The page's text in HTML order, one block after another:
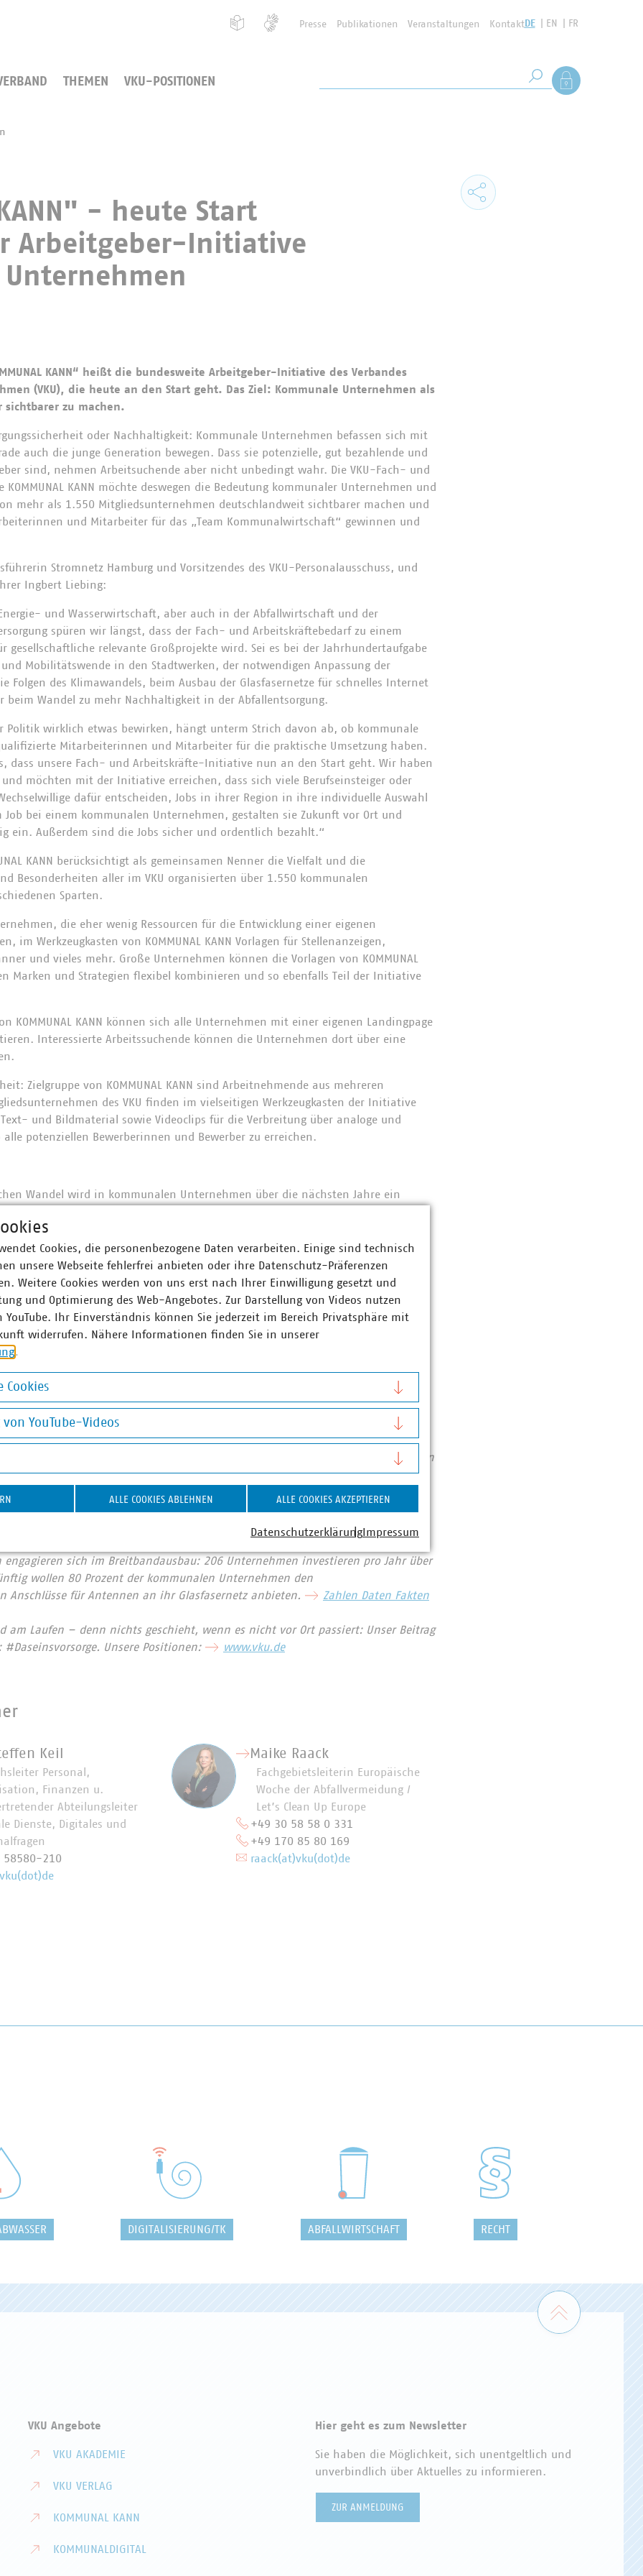
Presse Publikationen Veranstaltungen KontaktDE EN FR
THEMEN VKU-POSITIONEN Suche starten
Als Mitglied
KANN" - heute Start
Arbeitgeber-Initiative
KANN“ heißt die bundesweite Arbeitgeber-Initiative des Verbandes
(VKU), die heute an den Start geht. Das Ziel: Kommunale Unternehmen als
zu machen.
oder Nachhaltigkeit: Kommunale Unternehmen befassen sich mit
auch die junge Generation bewegen. Dass sie potenzielle, gut bezahlende und
sind, nehmen Arbeitsuchende aber nicht unbedingt wahr. Die VKU-Fach- und
KANN möchte deswegen die Bedeutung kommunaler Unternehmen und
mehr als 1.550 Mitgliedsunternehmen deutschlandweit sichtbarer machen und
und Mitarbeiter für das „Team Kommunalwirtschaft“ gewinnen und
Stromnetz Hamburg und Vorsitzendes des VKU-Personalausschuss, und
Ingbert Liebing:
und Wasserwirtschaft, aber auch in der Abfallwirtschaft und der
spüren wir längst, dass der Fach- und Arbeitskräftebedarf zu einem
gesellschaftliche relevante Großprojekte wird. Sei es bei der Jahrhundertaufgabe
Mobilitätswende in den Stadtwerken, der notwendigen Anpassung der
Folgen des Klimawandels, beim Ausbau der Glasfasernetze für schnelles Internet
beim Wandel zu mehr Nachhaltigkeit in der Abfallentsorgung.
Politik wirklich etwas bewirken, hängt unterm Strich davon ab, ob kommunale
Mitarbeiterinnen und Mitarbeiter für die praktische Umsetzung haben.
dass unsere Fach- und Arbeitskräfte-Initiative nun an den Start geht. Wir haben
und möchten mit der Initiative erreichen, dass sich viele Berufseinsteiger oder
dafür entscheiden, Jobs in ihrer Region in ihre individuelle Auswahl
bei einem kommunalen Unternehmen, gestalten sie Zukunft vor Ort und
ein. Außerdem sind die Jobs sicher und ordentlich bezahlt.“
KANN berücksichtigt als gemeinsamen Nenner die Vielfalt und die
Besonderheiten aller im VKU organisierten über 1.550 kommunalen
Sparten.
die eher wenig Ressourcen für die Entwicklung einer eigenen
im Werkzeugkasten von KOMMUNAL KANN Vorlagen für Stellenanzeigen,
und vieles mehr. Große Unternehmen können die Vorlagen von KOMMUNAL
Marken und Strategien flexibel kombinieren und so ebenfalls Teil der Initiative
KOMMUNAL KANN können sich alle Unternehmen mit einer eigenen Landingpage
Interessierte Arbeitssuchende können die Unternehmen dort über eine
Zielgruppe von KOMMUNAL KANN sind Arbeitnehmende aus mehreren
des VKU finden im vielseitigen Werkzeugkasten der Initiative
und Bildmaterial sowie Videoclips für die Verbreitung über analoge und
potenziellen Bewerberinnen und Bewerber zu erreichen.
Wandel wird in kommunalen Unternehmen über die nächsten Jahre ein
entstehen. Eine VKU-Umfrage aus dem Jahr 2021 hat bestätigt,
Unternehmen immer schwieriger wird, geeignetes Personal zu finden.
können Stellen nicht zeitnah besetzen. 67 Prozent geben an, ihre
schon heute weder pünktlich noch vollständig zum Ausbildungsbeginn
Lage könnte sich in den nächsten fünf bis zehn Jahren deutlich verstärken.
technischen Berufe: 9 von 10 Unternehmen können ihre gewerblich-
nicht oder nur schwer zeitnah besetzen.
Unternehmen e. V. (VKU) vertritt über 1.550 Stadtwerke und
Unternehmen in den Bereichen Energie, Wasser/Abwasser, Abfallwirtschaft
Mit über 300.000 Beschäftigten wurden 2021 Umsatzerlöse von 141 Milliarden
mehr als 17 Milliarden Euro investiert. Im Endkundensegment haben die VKU-
Marktanteile in zentralen Ver- und Entsorgungsbereichen: Strom 66
Wärme 88 Prozent, Trinkwasser 89 Prozent, Abwasser 45 Prozent. Die
entsorgt jeden Tag 31.500 Tonnen Abfall und hat seit 1990 rund 78 Prozent
– damit ist sie der Hidden Champion des Klimaschutzes. Immer mehr
engagieren sich im Breitbandausbau: 206 Unternehmen investieren pro Jahr über
wollen 80 Prozent der kommunalen Unternehmen den
Anschlüsse für Antennen an ihr Glasfasernetz anbieten.
Zahlen Daten Fakten
am Laufen – denn nichts geschieht, wenn es nicht vor Ort passiert: Unser Beitrag
Unsere Positionen:
www.vku.de
Keil
Personal,
Finanzen u.
Abteilungsleiter
Dienste, Digitales und
58580-210
Maike Raack
Fachgebietsleiterin Europäische
Woche der Abfallvermeidung /
Let’s Clean Up Europe
+49 30 58 58 0 331
+49 170 85 80 169
raack(at)vku(dot)de
DIGITALISIERUNG/TK ABFALLWIRTSCHAFT RECHT
Zum
VKU Angebote
VKU AKADEMIE
VKU VERLAG
KOMMUNAL KANN
KOMMUNALDIGITAL
Hier geht es zum Newsletter
Sie haben die Möglichkeit, sich unentgeltlich und
unverbindlich über Aktuelles zu informieren.
ZUR ANMELDUNG
Cookies, die personenbezogene Daten verarbeiten. Einige sind technisch
unsere Webseite fehlerfrei anbieten oder ihre Datenschutz-Präferenzen
Weitere Cookies werden von uns erst nach Ihrer Einwilligung gesetzt und
und Optimierung des Web-Angebotes. Zur Darstellung von Videos nutzen
YouTube. Ihr Einverständnis können Sie jederzeit im Bereich Privatsphäre mit
widerrufen. Nähere Informationen finden Sie in unserer
.
Cookies
von YouTube-Videos
YouTube-Videos
ALLE COOKIES ABLEHNEN ALLE COOKIES AKZEPTIEREN
Datenschutzerklärung Impressum